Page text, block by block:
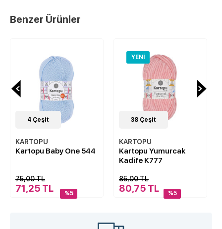
Benzer Ürünler
4 Çeşit
KARTOPU
Kartopu Baby One 544
75,00 TL
71,25 TL %5
YENI
38 Çeşit
KARTOPU
Kartopu Yumurcak
Kadife K777
85,00 TL
80,75 TL %5